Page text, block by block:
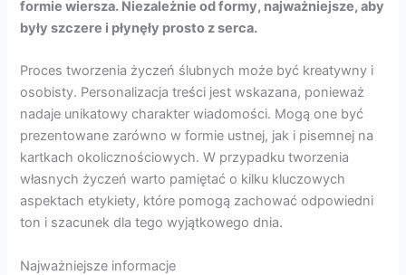
formie wiersza. Niezależnie od formy, najważniejsze, aby
były szczere i płynęły prosto z serca.
Proces tworzenia życzeń ślubnych może być kreatywny i
osobisty. Personalizacja treści jest wskazana, ponieważ
nadaje unikatowy charakter wiadomości. Mogą one być
prezentowane zarówno w formie ustnej, jak i pisemnej na
kartkach okolicznościowych. W przypadku tworzenia
własnych życzeń warto pamiętać o kilku kluczowych
aspektach etykiety, które pomogą zachować odpowiedni
ton i szacunek dla tego wyjątkowego dnia.
Najważniejsze informacje